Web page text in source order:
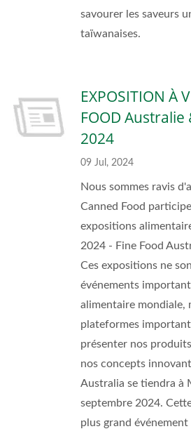
savourer les saveurs
taïwanaises.
EXPOSITION À
FOOD Australie
2024
09 Jul, 2024
Nous sommes ravis
Canned Food
expositions
2024 - Fine Food
Ces expositions ne
événements
alimentaire mondiale,
plateformes
présenter nos
nos concepts
Australia se tiendra à
septembre 2024.
plus grand